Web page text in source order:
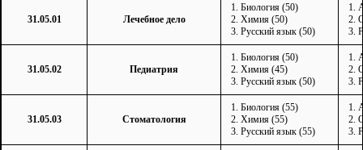
31.05.01 Лечебное дело
1. Биология (50)
2. Химия (50)
3. Русский язык (50)
1.
2.
3.
31.05.02 Педиатрия
1. Биология (50)
2. Химия (45)
3. Русский язык (50)
1.
2.
3.
31.05.03 Стоматология
1. Биология (55)
2. Химия (55)
3. Русский язык (55)
1.
2.
3.